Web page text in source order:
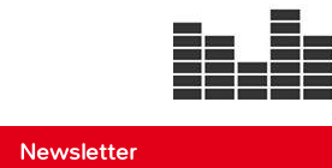
Newsletter